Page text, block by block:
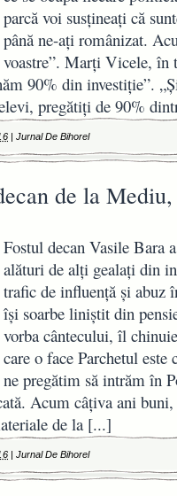
parcă voi susţineaţi că
până ne-aţi românizat.
voastre”. Marţi Vicele, în
90% din investiţie”.
pregătiţi de 90%
|Jurnal De Bihorel
de la
Fostul decan Vasile Bara
alături de alţi gealaţi din
trafic de influenţă şi abuz
îşi soarbe liniştit din
vorba cântecului, îl
care o face Parchetul
ne pregătim să intrăm în
Acum câţiva ani
de la [...]
|Jurnal De Bihorel